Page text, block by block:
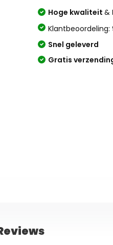
Hoge kwaliteit&
Klantbeoordeling:
Snel geleverd
Gratis